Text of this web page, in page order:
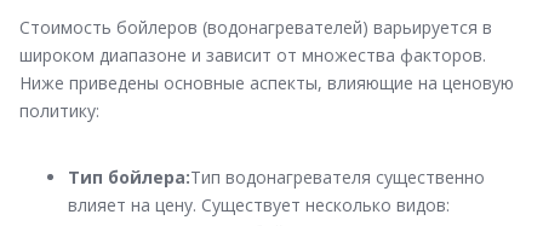
Стоимость бойлеров (водонагревателей) варьируется в
широком диапазоне и зависит от множества факторов.
Ниже приведены основные аспекты, влияющие на ценовую
политику:
Тип бойлера:Тип водонагревателя существенно
влияет на цену. Существует несколько видов: